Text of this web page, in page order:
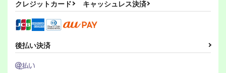
330円（税込）
オリジナル
瀬川なでる
幡布れい
サンプル
カート
440円（税込）
オリジナル
ハルナス・アイザラ
角と板と魔法記師8
とりからの巣
ベル・メリオン
とりからの巣
サンプル
カート
サンプル
クレジットカード キャッシュレス決済
後払い決済